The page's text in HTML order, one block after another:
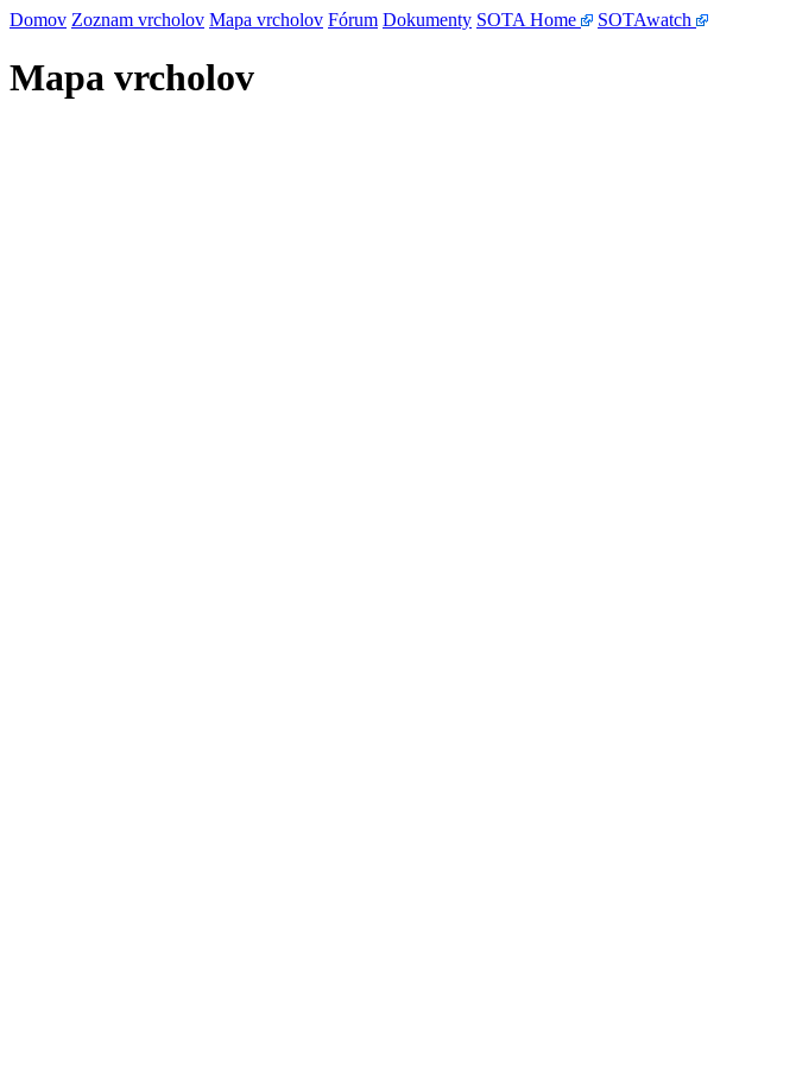
Domov Zoznam vrcholov Mapa vrcholov Fórum Dokumenty SOTA Home SOTAwatch
Mapa vrcholov